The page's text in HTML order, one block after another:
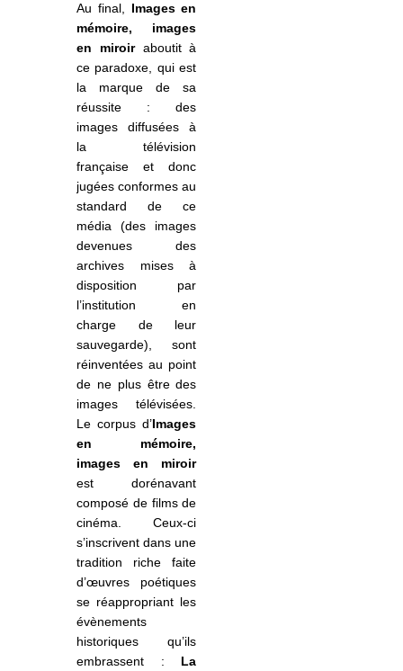
Au final, Images en
mémoire, images
en miroir aboutit à
ce paradoxe, qui est
la marque de sa
réussite : des
images diffusées à
la télévision
française et donc
jugées conformes au
standard de ce
média (des images
devenues des
archives mises à
disposition par
l’institution en
charge de leur
sauvegarde), sont
réinventées au point
de ne plus être des
images télévisées.
Le corpus d’Images
en mémoire,
images en miroir
est dorénavant
composé de films de
cinéma. Ceux-ci
s’inscrivent dans une
tradition riche faite
d’œuvres poétiques
se réappropriant les
évènements
historiques qu’ils
embrassent : La